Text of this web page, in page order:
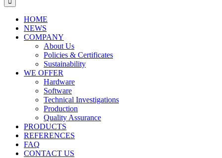
HOME
NEWS
COMPANY
About Us
Policies & Certificates
Sustainability
WE OFFER
Hardware
Software
Technical Investigations
Production
Quality Assurance
PRODUCTS
REFERENCES
FAQ
CONTACT US